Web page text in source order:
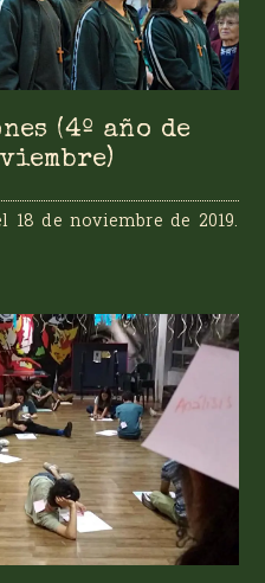
(4º año de
18 de noviembre de 2019.